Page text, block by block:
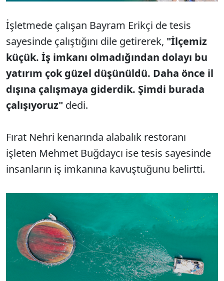
İşletmede çalışan Bayram Erikçi de tesis
sayesinde çalıştığını dile getirerek, "İlçemiz
küçük. İş imkanı olmadığından dolayı bu
yatırım çok güzel düşünüldü. Daha önce il
dışına çalışmaya giderdik. Şimdi burada
çalışıyoruz" dedi.
Fırat Nehri kenarında alabalık restoranı
işleten Mehmet Buğdaycı ise tesis sayesinde
insanların iş imkanına kavuştuğunu belirtti.